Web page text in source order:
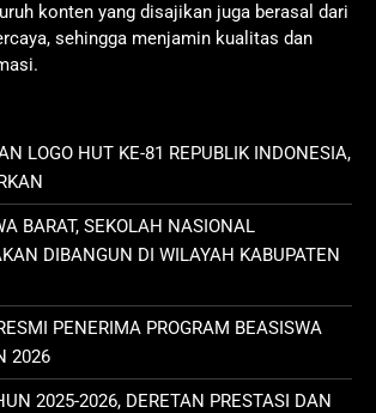
konten yang disajikan juga berasal dari
sehingga menjamin kualitas dan
LOGO HUT KE-81 REPUBLIK INDONESIA,
BARAT, SEKOLAH NASIONAL
DIBANGUN DI WILAYAH KABUPATEN
PENERIMA PROGRAM BEASISWA
2026
2025-2026, DERETAN PRESTASI DAN